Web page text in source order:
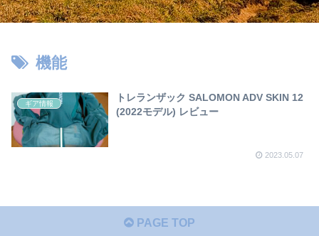
機能
ギア情報
トレランザック SALOMON ADV SKIN 12
(2022モデル) レビュー
2023.05.07
PAGE TOP